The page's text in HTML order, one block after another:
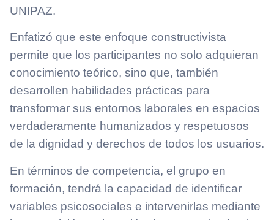
UNIPAZ.
Enfatizó que este enfoque constructivista
permite que los participantes no solo adquieran
conocimiento teórico, sino que, también
desarrollen habilidades prácticas para
transformar sus entornos laborales en espacios
verdaderamente humanizados y respetuosos
de la dignidad y derechos de todos los usuarios.
En términos de competencia, el grupo en
formación, tendrá la capacidad de identificar
variables psicosociales e intervenirlas mediante